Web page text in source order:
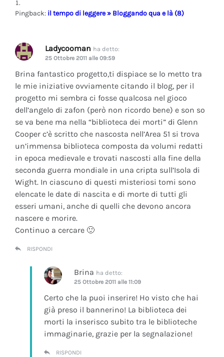
Pingback: il tempo di leggere » Bloggando qua e là (8)
Ladycooman ha detto:
25 Ottobre 2011 alle 09:59
Brina fantastico progetto,ti dispiace se lo metto tra
le mie iniziative ovviamente citando il blog, per il
progetto mi sembra ci fosse qualcosa nel gioco
dell’angelo di zafon (però non ricordo bene) e son so
se va bene ma nella “biblioteca dei morti” di Glenn
Cooper c’è scritto che nascosta nell’Area 51 si trova
un’immensa biblioteca composta da volumi redatti
in epoca medievale e trovati nascosti alla fine della
seconda guerra mondiale in una cripta sull’Isola di
Wight. In ciascuno di questi misteriosi tomi sono
elencate le date di nascita e di morte di tutti gli
esseri umani, anche di quelli che devono ancora
nascere e morire.
Continuo a cercare 🙂
RISPONDI
Brina ha detto:
25 Ottobre 2011 alle 11:09
Certo che la puoi inserire! Ho visto che hai
già preso il bannerino! La biblioteca dei
morti la inserisco subito tra le biblioteche
immaginarie, grazie per la segnalazione!
RISPONDI